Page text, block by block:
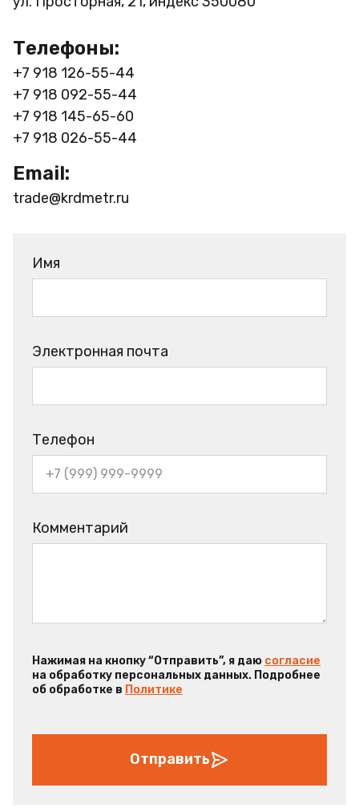
Телефоны:
+7 918 126-55-44
+7 918 092-55-44
+7 918 145-65-60
+7 918 026-55-44
Email:
trade@krdmetr.ru
Имя
Электронная почта
Телефон
Комментарий
Нажимая на кнопку “Отправить”, я даю согласие
на обработку персональных данных. Подробнее
об обработке в Политике
Отправить